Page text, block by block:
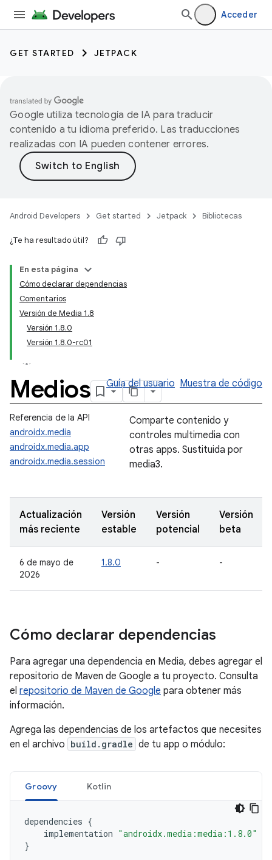
Acceder
GET STARTED JETPACK
Google utiliza tecnología de IA para traducir
contenido a tu idioma preferido. Las traducciones
realizadas con IA pueden contener errores.
Android Developers Get started Jetpack Bibliotecas
¿Te ha resultado útil?
En esta página
Cómo declarar dependencias
Comentarios
Versión de Media 1.8
Versión 1.8.0
Versión 1.8.0-rc01
Medios Guía del usuario Muestra de código
Referencia de la API
androidx.media
androidx.media.app
androidx.media.session
Comparte contenido y
controles multimedia con
otras apps. Sustituida por
media3.
Actualización
más reciente
Versión
estable
Versión
potencial
Versión
beta
6 de mayo de
2026
1.8.0 - -
Cómo declarar dependencias
Para agregar una dependencia en Media, debes agregar el
repositorio de Maven de Google a tu proyecto. Consulta
el repositorio de Maven de Google para obtener más
información.
Agrega las dependencias de los artefactos que necesites
en el archivo build.gradle de tu app o módulo:
Groovy Kotlin
dependencies {
implementation "androidx.media:media:1.8.0"
}